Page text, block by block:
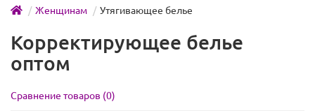
Женщинам Утягивающее белье
Корректирующее белье
оптом
Сравнение товаров (0)